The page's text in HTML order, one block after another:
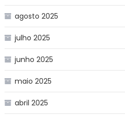
agosto 2025
julho 2025
junho 2025
maio 2025
abril 2025